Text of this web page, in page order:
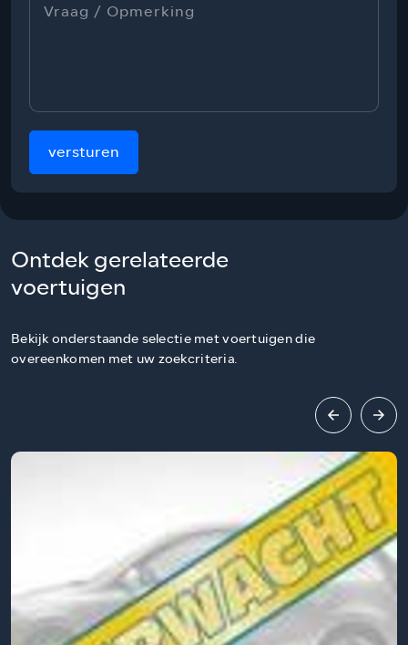
versturen
Ontdek gerelateerde
voertuigen
Bekijk onderstaande selectie met voertuigen die
overeenkomen met uw zoekcriteria.